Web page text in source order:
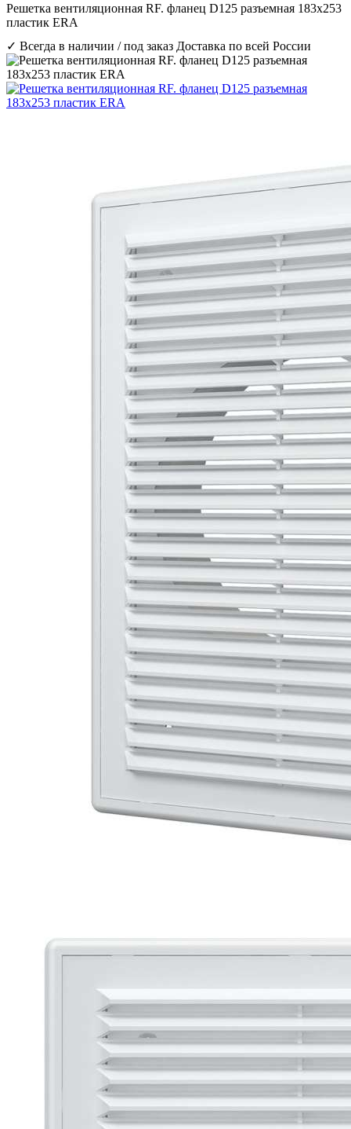
Решетка вентиляционная RF. фланец D125 разъемная 183х253
пластик ERA
✓ Всегда в наличии / под заказ Доставка по всей России